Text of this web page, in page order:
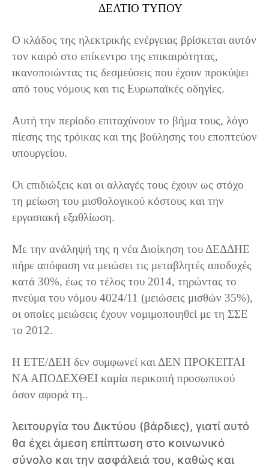
ΔΕΛΤΙΟ ΤΥΠΟΥ
Ο κλάδος της ηλεκτρικής ενέργειας βρίσκεται αυτόν
τον καιρό στο επίκεντρο της επικαιρότητας,
ικανοποιώντας τις δεσμεύσεις που έχουν προκύψει
από τους νόμους και τις Ευρωπαϊκές οδηγίες.
Αυτή την περίοδο επιταχύνουν το βήμα τους, λόγο
πίεσης της τρόικας και της βούλησης του εποπτεύον
υπουργείου.
Οι επιδιώξεις και οι αλλαγές τους έχουν ως στόχο
τη μείωση του μισθολογικού κόστους και την
εργασιακή εξαθλίωση.
Με την ανάληψή της η νέα Διοίκηση του ΔΕΔΔΗΕ
πήρε απόφαση να μειώσει τις μεταβλητές αποδοχές
κατά 30%, έως το τέλος του 2014, τηρώντας το
πνεύμα του νόμου 4024/11 (μειώσεις μισθών 35%),
οι οποίες μειώσεις έχουν νομιμοποιηθεί με τη ΣΣΕ
το 2012.
Η ΕΤΕ/ΔΕΗ δεν συμφωνεί και ΔΕΝ ΠΡΟΚΕΙΤΑΙ
ΝΑ ΑΠΟΔΕΧΘΕΙ καμία περικοπή προσωπικού
όσον αφορά τη..
λειτουργία του Δικτύου (βάρδιες), γιατί αυτό
θα έχει άμεση επίπτωση στο κοινωνικό
σύνολο και την ασφάλειά του, καθώς και